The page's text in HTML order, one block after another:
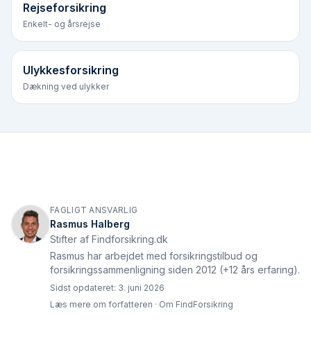
Rejseforsikring
Enkelt- og årsrejse
Ulykkesforsikring
Dækning ved ulykker
FAGLIGT ANSVARLIG
Rasmus Halberg
Stifter af Findforsikring.dk
Rasmus har arbejdet med forsikringstilbud og
forsikringssammenligning siden 2012 (+12 års erfaring).
Sidst opdateret: 3. juni 2026
Læs mere om forfatteren · Om FindForsikring